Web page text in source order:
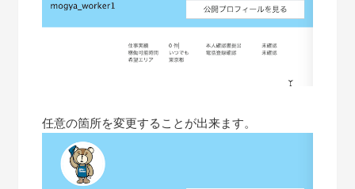
任意の箇所を変更することが出来ます。